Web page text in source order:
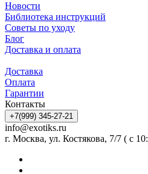
Новости
Библиотека инструкций
Советы по уходу
Блог
Доставка и оплата
Доставка
Оплата
Гарантии
Контакты
+7(999) 345-27-21
info@exotiks.ru
г. Москва, ул. Костякова, 7/7 ( с